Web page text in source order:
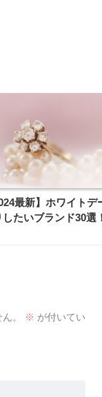
最新】ホワイトデ
したいブランド30選
。 ※ が付いてい